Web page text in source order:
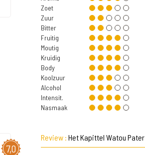
Zoet
Zuur
Bitter
Fruitig
Moutig
Kruidig
Body
Koolzuur
Alcohol
Intensit.
Nasmaak
7,0
Review : Het Kapittel Watou Pater